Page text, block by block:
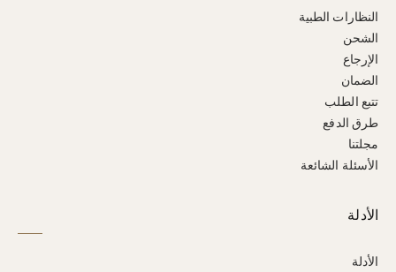
النظارات الطبية
الشحن
الإرجاع
الضمان
تتبع الطلب
طرق الدفع
مجلتنا
الأسئلة الشائعة
الأدلة
الأدلة